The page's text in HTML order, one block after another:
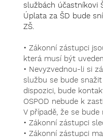
službách účastníkovi
Úplata za ŠD bude
ZŠ.
• Zákonní zástupci
která musí být
• Nevyzvednou-li si
službu se bude
dispozici, bude
OSPOD nebude k
V případě, že se
• Zákonní zástupci
• Zákonní zástupci